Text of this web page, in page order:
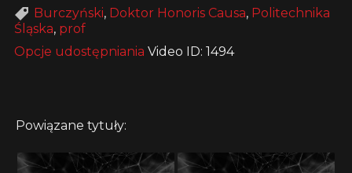
Burczyński, Doktor Honoris Causa, Politechnika
Śląska, prof
Opcje udostępniania Video ID: 1494
Powiązane tytuły: